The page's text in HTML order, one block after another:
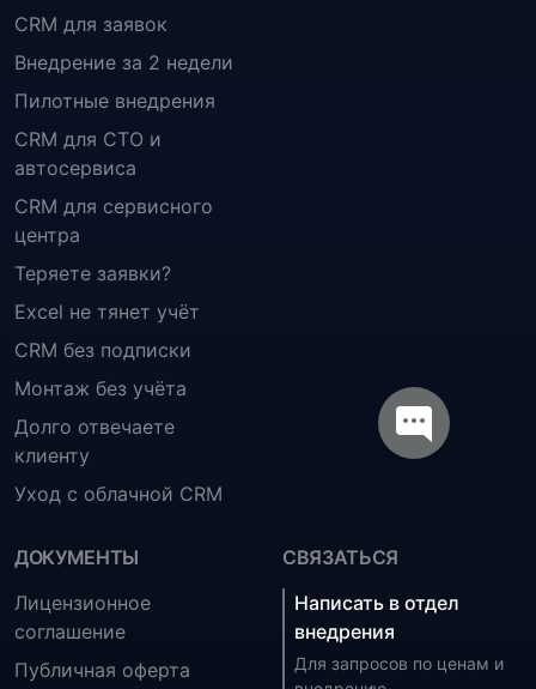
CRM для заявок
Внедрение за 2 недели
Пилотные внедрения
CRM для СТО и
автосервиса
CRM для сервисного
центра
Теряете заявки?
Excel не тянет учёт
CRM без подписки
Монтаж без учёта
Долго отвечаете
клиенту
Уход с облачной CRM
ДОКУМЕНТЫ
Лицензионное
соглашение
Публичная оферта
СВЯЗАТЬСЯ
Написать в отдел
внедрения
Для запросов по ценам и